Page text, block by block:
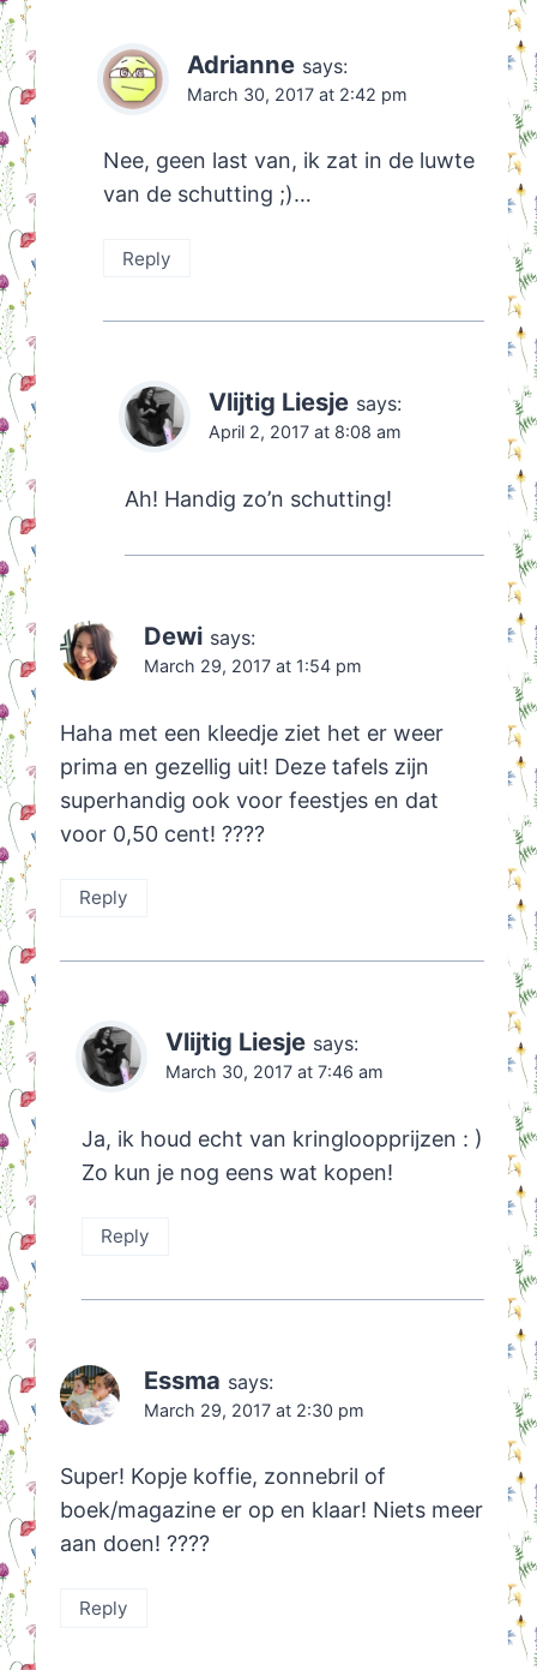
Adrianne says:
March 30, 2017 at 2:42 pm
Nee, geen last van, ik zat in de luwte
van de schutting ;)…
Reply
Vlijtig Liesje says:
April 2, 2017 at 8:08 am
Ah! Handig zo’n schutting!
Dewi says:
March 29, 2017 at 1:54 pm
Haha met een kleedje ziet het er weer
prima en gezellig uit! Deze tafels zijn
superhandig ook voor feestjes en dat
voor 0,50 cent! ????
Reply
Vlijtig Liesje says:
March 30, 2017 at 7:46 am
Ja, ik houd echt van kringloopprijzen : )
Zo kun je nog eens wat kopen!
Reply
Essma says:
March 29, 2017 at 2:30 pm
Super! Kopje koffie, zonnebril of
boek/magazine er op en klaar! Niets meer
aan doen! ????
Reply